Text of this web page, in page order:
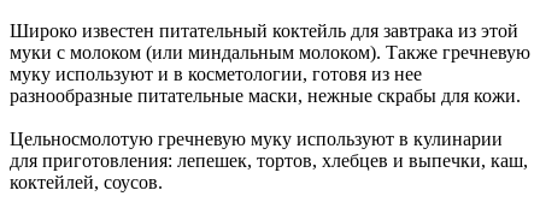
Широко известен питательный коктейль для завтрака из этой
муки с молоком (или миндальным молоком). Также гречневую
муку используют и в косметологии, готовя из нее
разнообразные питательные маски, нежные скрабы для кожи.
Цельносмолотую гречневую муку используют в кулинарии
для приготовления: лепешек, тортов, хлебцев и выпечки, каш,
коктейлей, соусов.